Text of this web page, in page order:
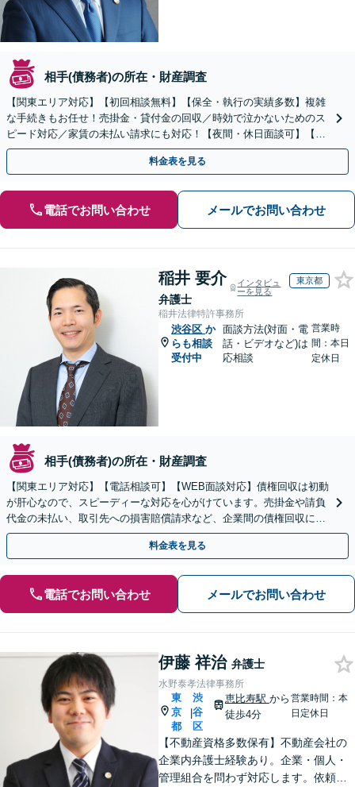
相手(債務者)の所在・財産調査
【関東エリア対応】【初回相談無料】【保全・執行の実績多数】複雑
な手続きもお任せ！売掛金・貸付金の回収／時効で泣かないためのス
ピード対応／家賃の未払い請求にも対応！【夜間・休日面談可】【完
全個室】
料金表を見る
電話でお問い合わせ メールでお問い合わせ
稲井 要介
弁護士
インタビュ
ーを見る
東京都
稲井法律特許事務所
渋谷区 か
らも相談
受付中
面談方法(対面・電
話・ビデオなど)は
応相談
営業時
間：本日
定休日
相手(債務者)の所在・財産調査
【関東エリア対応】【電話相談可】【WEB面談対応】債権回収は初動
が肝心なので、スピーディーな対応を心がけています。売掛金や請負
代金の未払い、取引先への損害賠償請求など、企業間の債権回収に幅
広く対応「フリーランスの報酬未払いもご相談ください」
料金表を見る
電話でお問い合わせ メールでお問い合わせ
伊藤 祥治 弁護士
水野泰孝法律事務所
東
京
都
|
渋
谷
区
恵比寿駅 から
徒歩4分
営業時間：本
日定休日
【不動産資格多数保有】不動産会社の
企業内弁護士経験あり。企業・個人・
管理組合を問わず対応します。依頼者